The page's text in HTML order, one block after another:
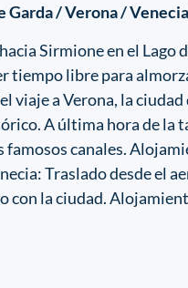
Garda / Verona /
Sirmione en el Lago
tiempo libre para
viaje a Verona, la
A última hora de la
famosos canales.
Traslado desde el
con la ciudad.